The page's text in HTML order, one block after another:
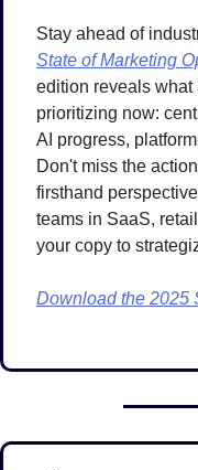
Stay ahead of
State of Marketing
edition reveals what
prioritizing now:
AI progress,
Don't miss the
firsthand
teams in SaaS,
your copy to
Download the 2025